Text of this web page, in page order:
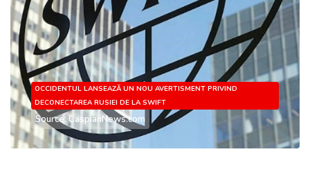
OCCIDENTUL LANSEAZĂ UN NOU AVERTISMENT PRIVIND
DECONECTAREA RUSIEI DE LA SWIFT
Source: CaspianNews.com